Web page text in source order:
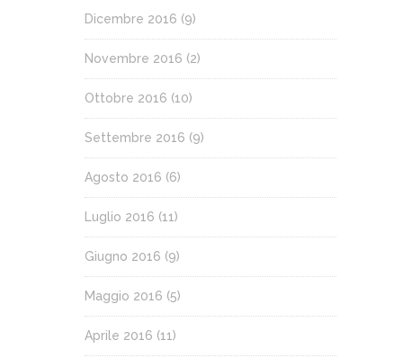
Dicembre 2016 (9)
Novembre 2016 (2)
Ottobre 2016 (10)
Settembre 2016 (9)
Agosto 2016 (6)
Luglio 2016 (11)
Giugno 2016 (9)
Maggio 2016 (5)
Aprile 2016 (11)